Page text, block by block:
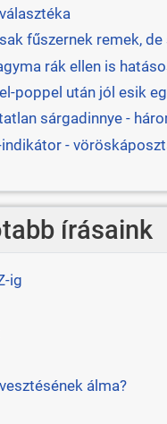
fűszernek remek,
rák ellen is
poppel után jól esik
sárgadinnye -
-
írásaink
ig
álma?